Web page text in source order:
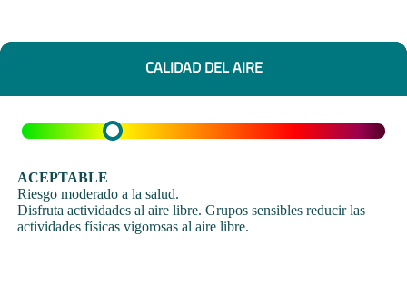
CALIDAD DEL AIRE
ACEPTABLE
Riesgo moderado a la salud.
Disfruta actividades al aire libre. Grupos sensibles reducir las
actividades físicas vigorosas al aire libre.